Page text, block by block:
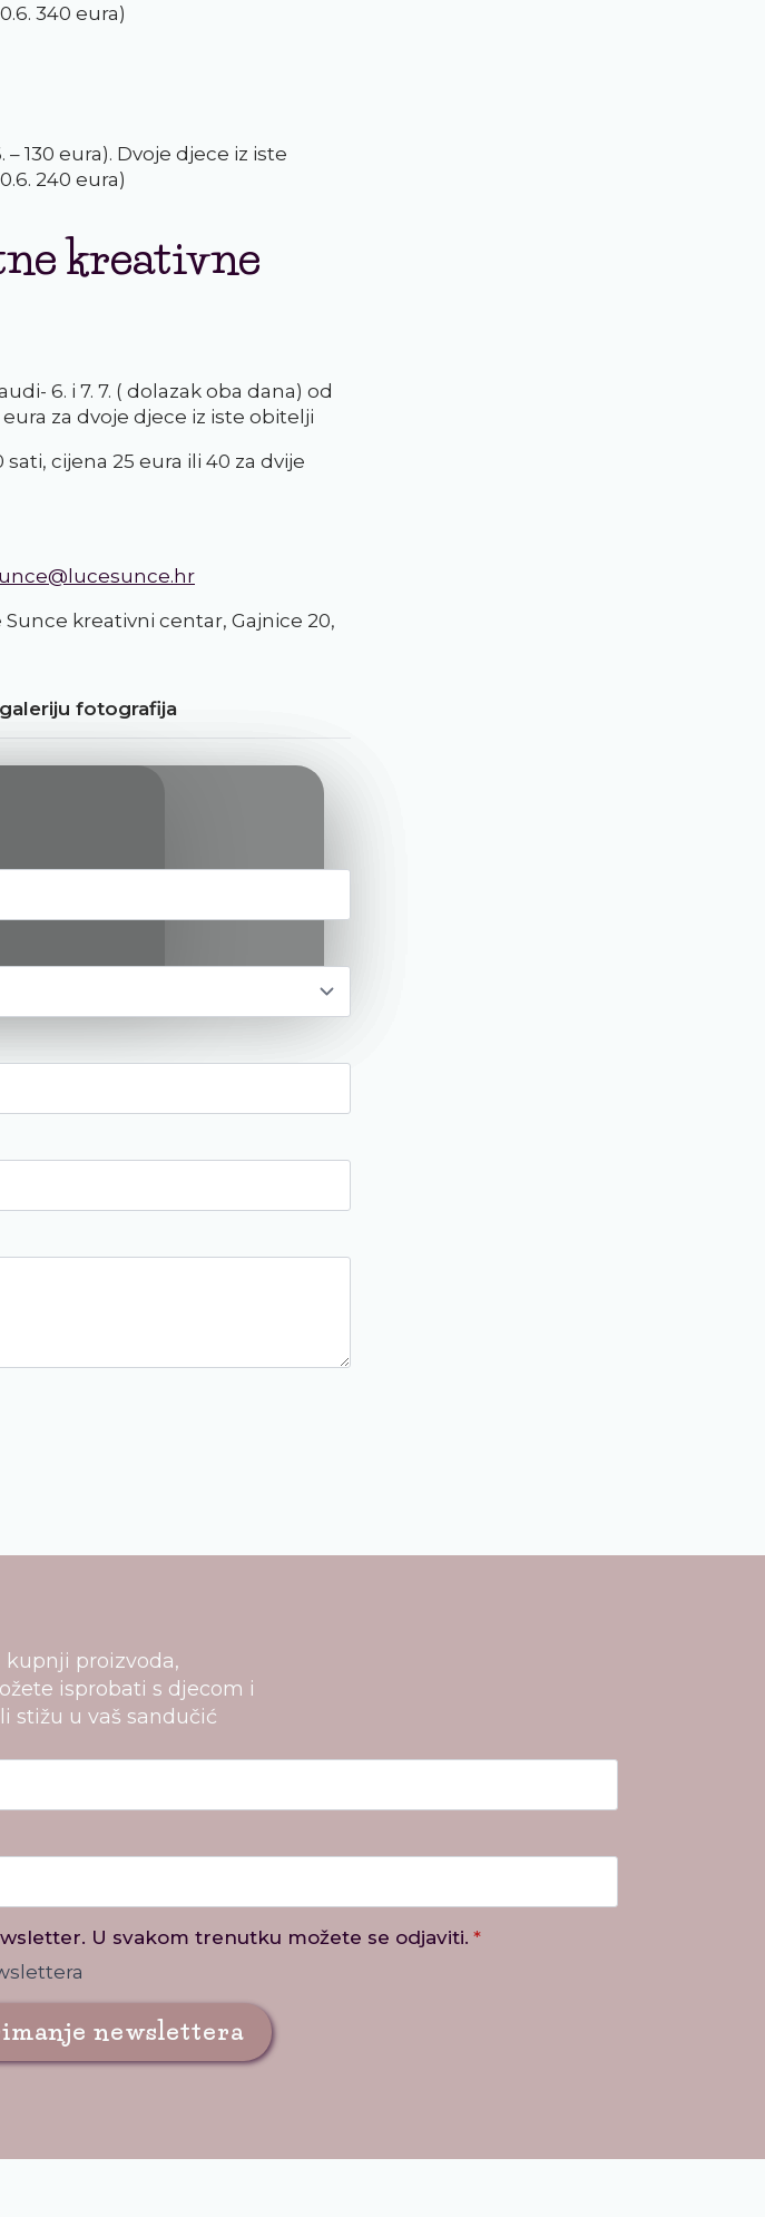
340 eura)
– 130 eura). Dvoje djece iz iste
240 eura)
kreativne
6. i 7. 7. ( dolazak oba dana) od
eura za dvoje djece iz iste obitelji
sati, cijena 25 eura ili 40 za dvije
kreativni centar, Gajnice 20,
fotografija
kupnji proizvoda,
isprobati s djecom i
stižu u vaš sandučić
U svakom trenutku možete se odjaviti. *
newslettera